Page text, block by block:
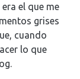
el que me
grises
cuando
lo que